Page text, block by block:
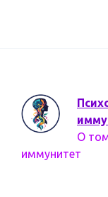
О
иммунитет